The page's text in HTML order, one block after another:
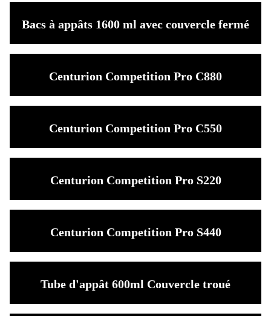
Bacs à appâts 1600 ml avec couvercle fermé
Centurion Competition Pro C880
Centurion Competition Pro C550
Centurion Competition Pro S220
Centurion Competition Pro S440
Tube d'appât 600ml Couvercle troué